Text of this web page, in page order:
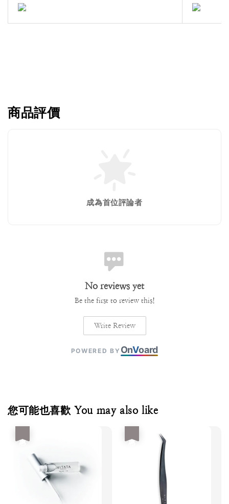
商品評價
成為首位評論者
No reviews yet
Be the first to review this!
Write Review
POWERED BY OnVoard
您可能也喜歡 You may also like